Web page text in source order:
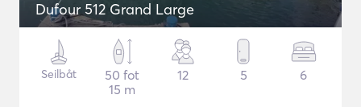
Dufour 512 Grand Large
Seilbåt
50 fot
15 m
12 5 6